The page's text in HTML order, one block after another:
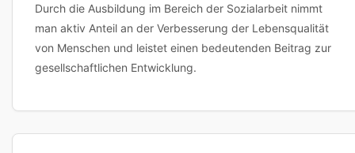
Durch die Ausbildung im Bereich der Sozialarbeit nimmt
man aktiv Anteil an der Verbesserung der Lebensqualität
von Menschen und leistet einen bedeutenden Beitrag zur
gesellschaftlichen Entwicklung.